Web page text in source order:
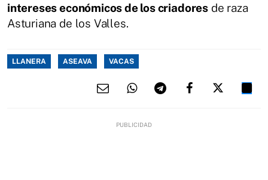
intereses económicos de los criadoresde raza
Asturiana de los Valles.
LLANERA ASEAVA VACAS